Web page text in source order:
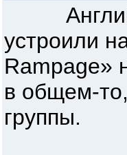
устроили
Rampage»
в общем-
группы.